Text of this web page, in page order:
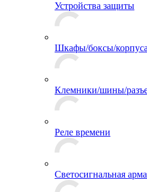
Устройства защиты
Шкафы/боксы/корпуса
Клемники/шины/
Реле времени
Светосигнальная